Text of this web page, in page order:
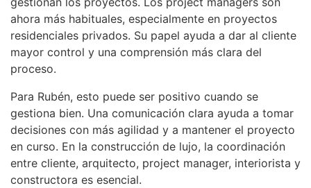
ahora más habituales, especialmente en proyectos
residenciales privados. Su papel ayuda a dar al cliente
mayor control y una comprensión más clara del
proceso.
Para Rubén, esto puede ser positivo cuando se
gestiona bien. Una comunicación clara ayuda a tomar
decisiones con más agilidad y a mantener el proyecto
en curso. En la construcción de lujo, la coordinación
entre cliente, arquitecto, project manager, interiorista y
constructora es esencial.